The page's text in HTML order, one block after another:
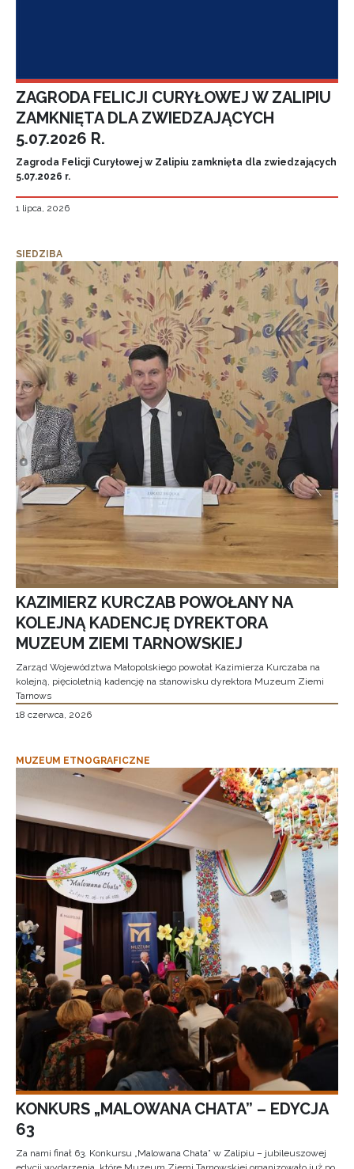
ZAGRODA FELICJI CURYŁOWEJ W ZALIPIU
ZAMKNIĘTA DLA ZWIEDZAJĄCYCH
5.07.2026 R.
Zagroda Felicji Curyłowej w Zalipiu zamknięta dla zwiedzających
5.07.2026 r.
1 lipca, 2026
SIEDZIBA
KAZIMIERZ KURCZAB POWOŁANY NA
KOLEJNĄ KADENCJĘ DYREKTORA
MUZEUM ZIEMI TARNOWSKIEJ
Zarząd Województwa Małopolskiego powołał Kazimierza Kurczaba na
kolejną, pięcioletnią kadencję na stanowisku dyrektora Muzeum Ziemi
Tarnows
18 czerwca, 2026
MUZEUM ETNOGRAFICZNE
KONKURS „MALOWANA CHATA” – EDYCJA
63
Za nami finał 63. Konkursu „Malowana Chata” w Zalipiu – jubileuszowej